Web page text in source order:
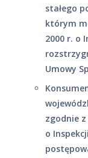
stałego
którym
2000 r. o
Umowy
zgodnie
o